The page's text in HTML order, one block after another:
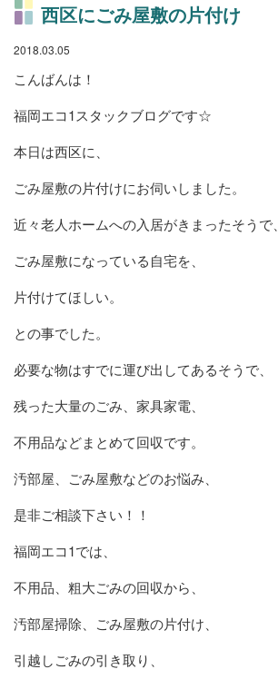
西区にごみ屋敷の片付け
2018.03.05
こんばんは！
福岡エコ1スタックブログです☆
本日は西区に、
ごみ屋敷の片付けにお伺いしました。
近々老人ホームへの入居がきまったそうで、
ごみ屋敷になっている自宅を、
片付けてほしい。
との事でした。
必要な物はすでに運び出してあるそうで、
残った大量のごみ、家具家電、
不用品などまとめて回収です。
汚部屋、ごみ屋敷などのお悩み、
是非ご相談下さい！！
福岡エコ1では、
不用品、粗大ごみの回収から、
汚部屋掃除、ごみ屋敷の片付け、
引越しごみの引き取り、